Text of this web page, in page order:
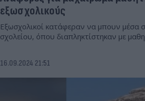
εξωσχολικούς
Εξωσχολικοί κατάφεραν να μπουν μέσα
σχολείου, όπου διαπληκτίστηκαν με
16.09.2024 21:51